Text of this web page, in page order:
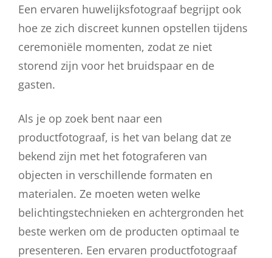
Een ervaren huwelijksfotograaf begrijpt ook
hoe ze zich discreet kunnen opstellen tijdens
ceremoniële momenten, zodat ze niet
storend zijn voor het bruidspaar en de
gasten.
Als je op zoek bent naar een
productfotograaf, is het van belang dat ze
bekend zijn met het fotograferen van
objecten in verschillende formaten en
materialen. Ze moeten weten welke
belichtingstechnieken en achtergronden het
beste werken om de producten optimaal te
presenteren. Een ervaren productfotograaf